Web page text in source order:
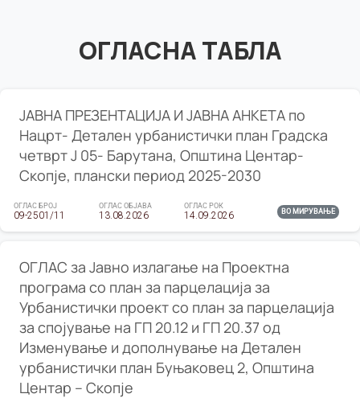
ОГЛАСНА ТАБЛА
ЈАВНА ПРЕЗЕНТАЦИЈА И ЈАВНА АНКЕТА по
Нацрт- Детален урбанистички план Градска
четврт Ј 05- Барутана, Општина Центар-
Скопје, плански период 2025-2030
ОГЛАС БРОЈ
09-2501/11
ОГЛАС ОБЈАВА
13.08.2026
ОГЛАС РОК
14.09.2026 ВО МИРУВАЊЕ
ОГЛАС за Јавно излагање на Проектна
програма со план за парцелација за
Урбанистички проект со план за парцелација
за спојување на ГП 20.12 и ГП 20.37 од
Изменување и дополнување на Детален
урбанистички план Буњаковец 2, Општина
Центар – Скопје